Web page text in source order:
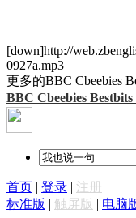
[down]http://
0927a.mp3
更多的BBC Cbeebies
BBC Cbeebies
首页 | 登录 | 注册
标准版 | 触屏版 | 电脑